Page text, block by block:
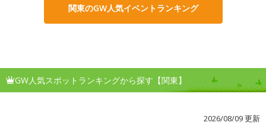
関東のGW人気イベントランキング
GW人気スポットランキングから探す【関東】
2026/08/09 更新